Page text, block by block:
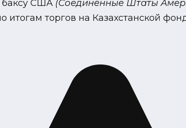
баксу США (Соединённые Штаты
торгов на Казахстанской